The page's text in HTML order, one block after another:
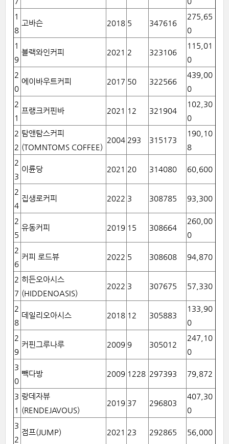
1
8
고바슨 2018 5 347616
275,65
0
1
9
블랙와인커피 2021 2 323106
115,01
0
2
0
에이바우트커피 2017 50 322566
439,00
0
2
1
프랭크커핀바 2021 12 321904
102,30
0
2
2
탐앤탐스커피
(TOMNTOMS COFFEE)
2004 293 315173
190,10
8
2
3
이륜당 2021 20 314080 60,600
2
4
집생로커피 2022 3 308785 93,300
2
5
유동커피 2019 15 308664
260,00
0
2
6
커피 로드뷰 2022 5 308608 94,870
2
7
히든오아시스
(HIDDENOASIS)
2022 3 307675 57,330
2
8
데일리오아시스 2018 12 305883
133,90
0
2
9
커핀그루나루 2009 9 305012
247,10
0
3
0
빽다방 2009 1228 297393 79,872
3
1
랑데자뷰
(RENDEJAVOUS)
2019 37 296803
407,30
0
3
2
점프(JUMP) 2021 23 292865 56,000